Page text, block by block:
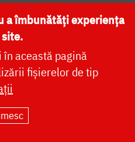
NAȚIONALĂ
MEDIA
| ©
a îmbunătăți experiența
această pagină
fișierelor de tip